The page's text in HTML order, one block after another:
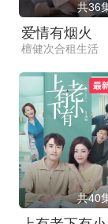
共36
爱情有烟火
檀健次合租生活
共40